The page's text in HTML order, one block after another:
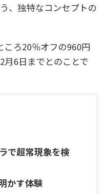
、独特なコンセプトの
ころ20％オフの960円
月6日までとのことで
で超常現象を検
かす体験